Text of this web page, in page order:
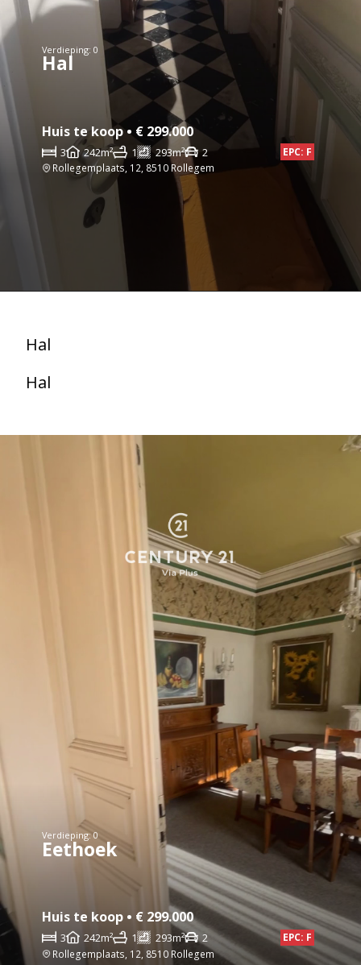
Verdieping: 0
Hal
Huis te koop • € 299.000
3 242m² 1 293m² 2
EPC: F
Rollegemplaats, 12, 8510 Rollegem
Hal
Hal
Verdieping: 0
Eethoek
Huis te koop • € 299.000
3 242m² 1 293m² 2
EPC: F
Rollegemplaats, 12, 8510 Rollegem